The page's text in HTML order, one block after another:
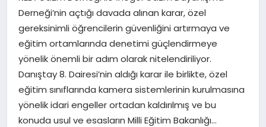
SAĞLIK
DÜNYA
TEKNOLOJI
Derneği’nin açtığı davada alınan karar, özel
gereksinimli öğrencilerin güvenliğini artırmaya ve
eğitim ortamlarında denetimi güçlendirmeye
yönelik önemli bir adım olarak nitelendiriliyor.
Danıştay 8. Dairesi’nin aldığı karar ile birlikte, özel
eğitim sınıflarında kamera sistemlerinin kurulmasına
yönelik idari engeller ortadan kaldırılmış ve bu
konuda usul ve esasların Milli Eğitim Bakanlığı…